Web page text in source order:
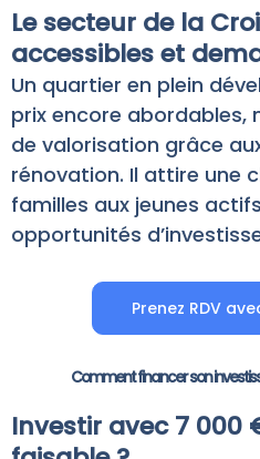
Le secteur de la
accessibles et
Un quartier en plein
prix encore
de valorisation grâce
rénovation. Il attire une
familles aux jeunes
opportunités
Prenez RDV
Comment financer son
Investir avec 7 000